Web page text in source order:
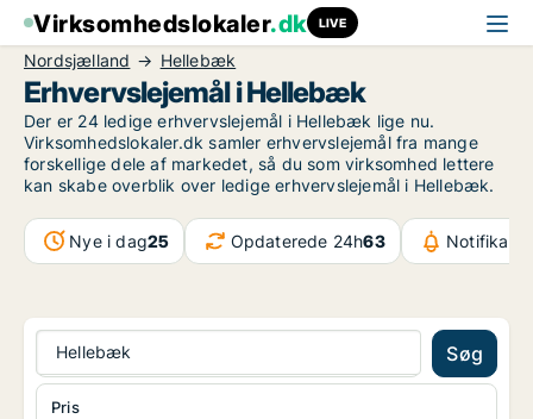
Virksomhedslokaler.dk LIVE
Nordsjælland Hellebæk
Erhvervslejemål i Hellebæk
Der er 24 ledige erhvervslejemål i Hellebæk lige nu.
Virksomhedslokaler.dk samler erhvervslejemål fra mange
forskellige dele af markedet, så du som virksomhed lettere
kan skabe overblik over ledige erhvervslejemål i Hellebæk.
Nye i dag25 Opdaterede 24h63
Hellebæk Søg
Pris